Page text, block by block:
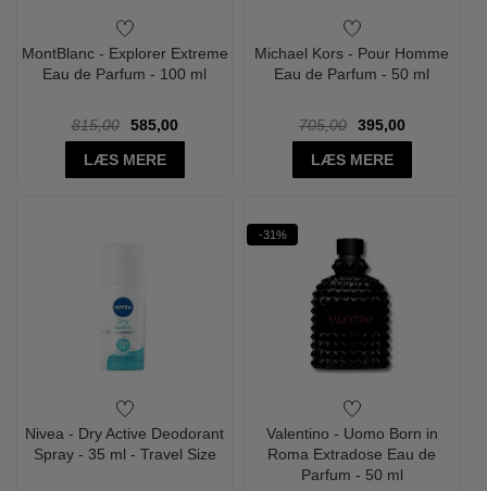
MontBlanc - Explorer Extreme
Eau de Parfum - 100 ml
815,00
585,00
LÆS MERE
Michael Kors - Pour Homme
Eau de Parfum - 50 ml
705,00
395,00
LÆS MERE
Nivea - Dry Active Deodorant
Spray - 35 ml - Travel Size
-31%
Valentino - Uomo Born in
Roma Extradose Eau de
Parfum - 50 ml